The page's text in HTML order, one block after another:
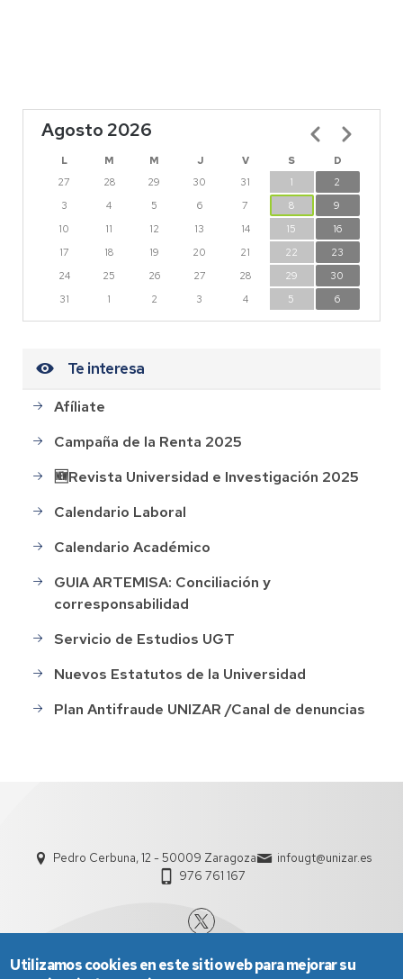
Agosto 2026
L M M J V S
D
27
28 29 30 31 1
2
3
4 5 6 7 8
9
10
11 12 13 14 15
16
17
18 19 20 21 22
23
24
25 26 27 28 29
30
31
1 2 3 4 5 6
Paginación
Te interesa
Afíliate
Campaña de la Renta 2025
🆕Revista Universidad e Investigación 2025
Calendario Laboral
Calendario Académico
GUIA ARTEMISA: Conciliación y
corresponsabilidad
Servicio de Estudios UGT
Nuevos Estatutos de la Universidad
Plan Antifraude UNIZAR /Canal de denuncias
Pedro Cerbuna, 12 - 50009 Zaragoza
infougt@unizar.es
976 761 167
Utilizamos cookies en este sitio web para mejorar su